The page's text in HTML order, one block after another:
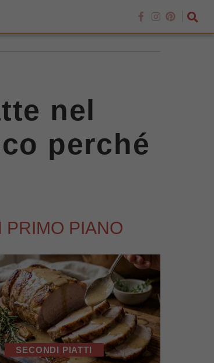
nel
perché
PRIMO PIANO
SECONDI PIATTI